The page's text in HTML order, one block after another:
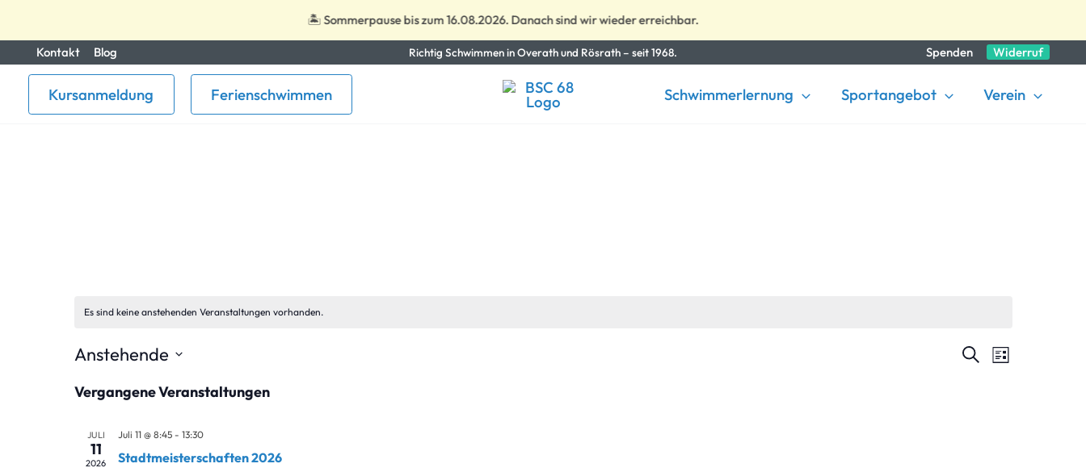
🏝️ Sommerpause bis zum 16.08.2026. Danach sind wir wieder erreichbar.
Inhalt
springen
Kontakt Blog Richtig Schwimmen in Overath und Rösrath – seit 1968. Spenden Widerruf
Kursanmeldung Ferienschwimmen Schwimmerlernung Sportangebot Verein
Es sind keine anstehenden Veranstaltungen vorhanden.
Veranstaltungen
SucheListe
Anstehende
wählen.
Vergangene Veranstaltungen
JULI
11
2026
Juli 11 @ 8:45- 13:30
Stadtmeisterschaften 2026